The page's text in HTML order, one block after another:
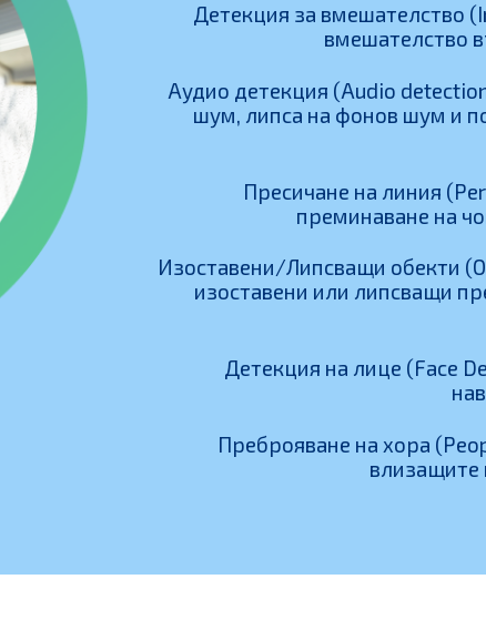
Детекция за вмешателство
вмешателство
Аудио детекция (Audio
шум, липса на фонов шум и
Пресичане на линия
преминаване на
Изоставени/Липсващи обекти
изоставени или липсващи
Детекция на лице (Face
Преброяване на хора
влизащите